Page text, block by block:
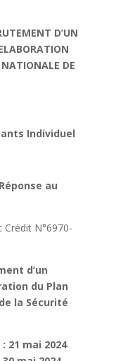
D’UN
NATIONALE DE
Individuel
au
Crédit N°6970-
d’un
du Plan
la Sécurité
: 21 mai 2024